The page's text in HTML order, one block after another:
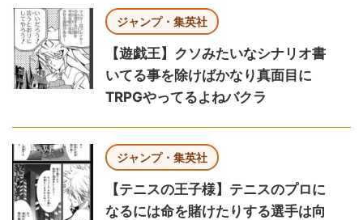
ジャンプ・集英社
【遊戯王】クソみたいなシナリオ書
いてる事を除けばかなり真面目に
TRPGやってるよねバクラ
ジャンプ・集英社
【テニスの王子様】テニスのプロに
なるには命を賭けたりする選手は向